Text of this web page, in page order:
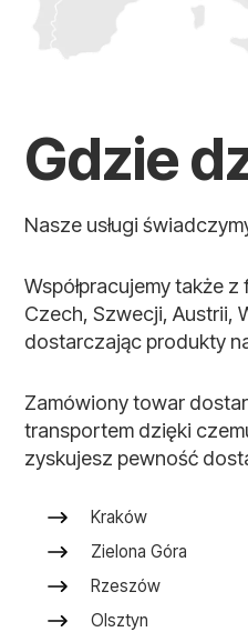
Gdzie
Nasze usługi
Współpracujemy także z
Czech, Szwecji, Austrii,
dostarczając produkty
Zamówiony towar
transportem dzięki
zyskujesz pewność
Kraków
Zielona Góra
Rzeszów
Olsztyn